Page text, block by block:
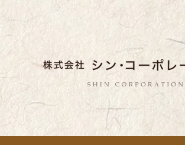
展開し
」を運
ーショ
い蕎麦のお店「真希（し
。店舗によって24時間営